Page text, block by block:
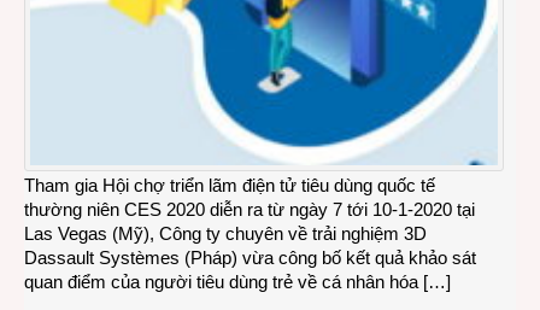
Tham gia Hội chợ triển lãm điện tử tiêu dùng quốc tế
thường niên CES 2020 diễn ra từ ngày 7 tới 10-1-2020 tại
Las Vegas (Mỹ), Công ty chuyên về trải nghiệm 3D
Dassault Systèmes (Pháp) vừa công bố kết quả khảo sát
quan điểm của người tiêu dùng trẻ về cá nhân hóa […]